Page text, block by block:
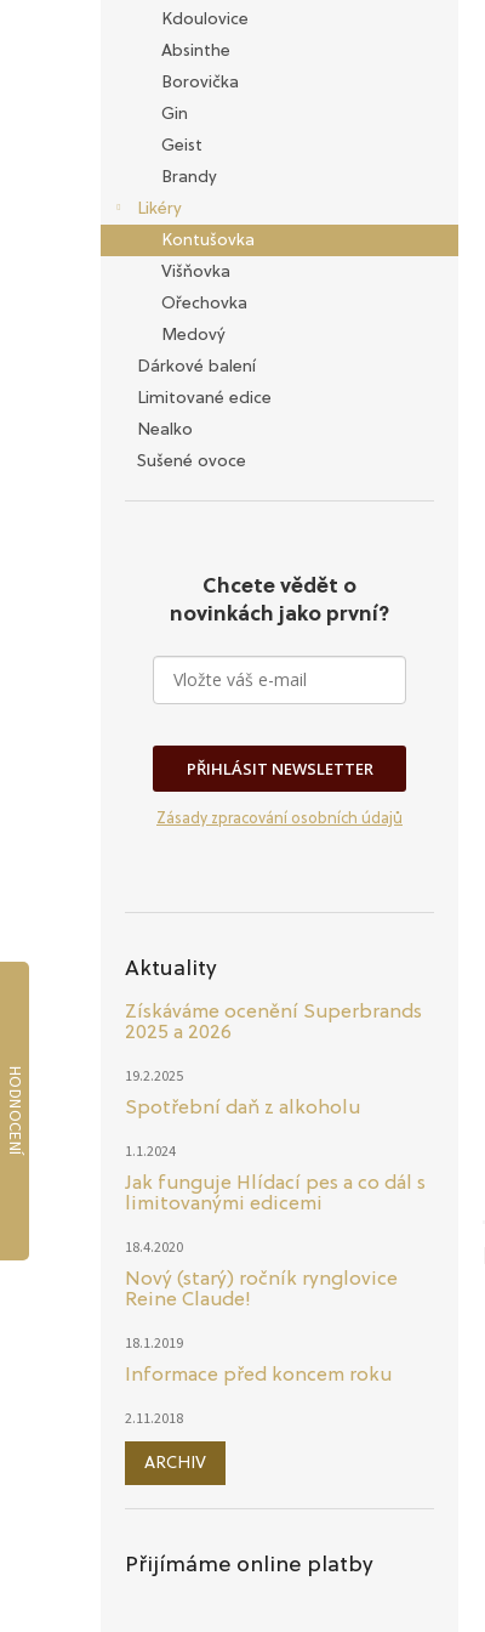
Kdoulovice
Absinthe
Borovička
Gin
Geist
Brandy
Likéry
Kontušovka
Višňovka
Ořechovka
Medový
Dárkové balení
Limitované edice
Nealko
Sušené ovoce
Chcete vědět o
novinkách jako první?
PŘIHLÁSIT NEWSLETTER
Zásady zpracování osobních údajů
Aktuality
Získáváme ocenění Superbrands
2025 a 2026
19.2.2025
Spotřební daň z alkoholu
1.1.2024
Jak funguje Hlídací pes a co dál s
limitovanými edicemi
18.4.2020
Nový (starý) ročník rynglovice
Reine Claude!
18.1.2019
Informace před koncem roku
2.11.2018
ARCHIV
Přijímáme online platby